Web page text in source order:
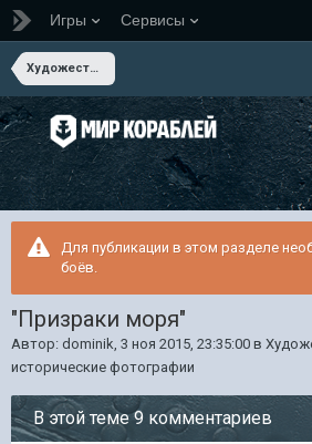
Игры Сервисы
Художественные и исторические фотографии
Для публикации в этом разделе
боёв.
"Призраки моря"
Автор: dominik, 3 ноя 2015, 23:35:00 в
исторические фотографии
В этой теме 9 комментариев